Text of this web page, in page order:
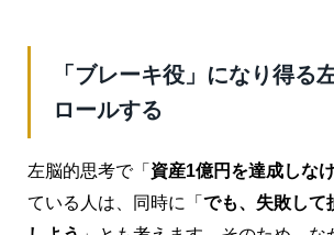
「ブレーキ役」になり得る
ロールする
左脳的思考で「 資産1億円を達成しな
ている人は、同時に「 でも、失敗して